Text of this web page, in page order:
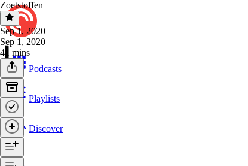
Podcasts
Playlists
Discover
Zoetstoffen
Sep 1, 2020
Sep 1, 2020
41 mins